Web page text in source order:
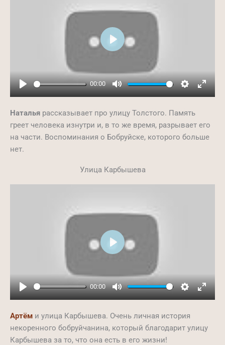
Play
00:00
Mute Settings
Play
Наталья рассказывает про улицу Толстого. Память
греет человека изнутри и, в то же время, разрывает его
на части. Воспоминания о Бобруйске, которого больше
нет.
Улица Карбышева
Play
00:00
Mute Settings
Play
Артём и улица Карбышева. Очень личная история
некоренного бобруйчанина, который благодарит улицу
Карбышева за то, что она есть в его жизни!